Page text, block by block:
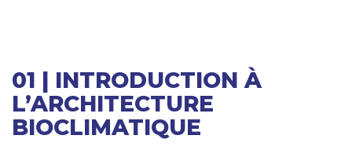
01 | INTRODUCTION À
L’ARCHITECTURE
BIOCLIMATIQUE